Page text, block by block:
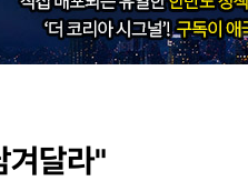
겨달라"